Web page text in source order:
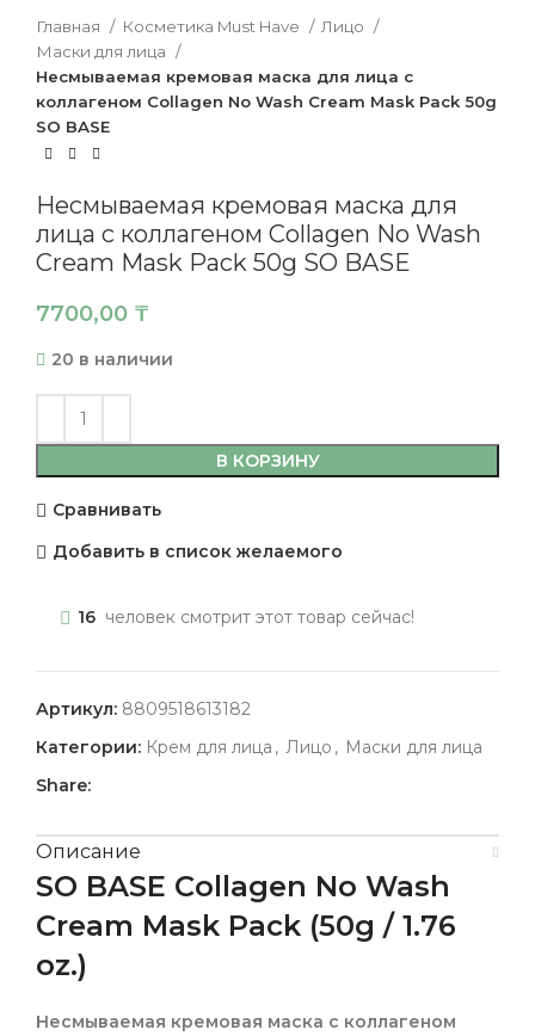
Главная Косметика Must Have
Лицо
Маски для лица
Несмываемая кремовая маска для лица с
коллагеном Collagen No Wash Cream Mask Pack 50g
SO BASE
Несмываемая кремовая маска для
лица с коллагеном Collagen No Wash
Cream Mask Pack 50g SO BASE
7700,00 ₸
20 в наличии
В КОРЗИНУ
Сравнивать
Добавить в список желаемого
16 человек смотрит этот товар сейчас!
Артикул: 8809518613182
Категории: Крем для лица , Лицо , Маски для лица
Share:
Описание
SO BASE Collagen No Wash
Cream Mask Pack (50g / 1.76
oz.)
Несмываемая кремовая маска с коллагеном